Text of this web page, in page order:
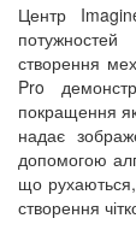
Центр
створення
Pro
покращення
надає
допомогою
що
створення